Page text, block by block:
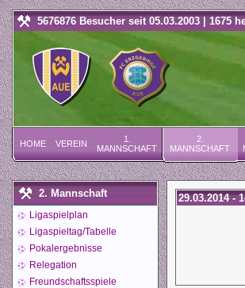
5676876 Besucher seit 05.03.2003 | 1675
HOME VEREIN
1.
MANNSCHAFT
2.
MANNSCHAFT
2. Mannschaft
Ligaspielplan
Ligaspieltag/Tabelle
Pokalergebnisse
Relegation
Freundschaftsspiele
29.03.2014 -